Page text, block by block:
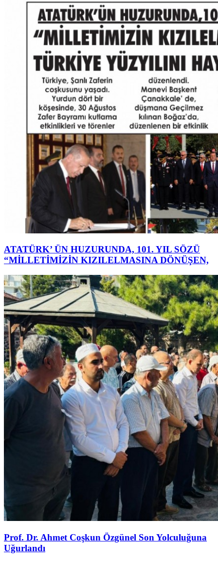
ATATÜRK’ ÜN HUZURUNDA, 101. YIL SÖZÜ
“MİLLETİMİZİN KIZILELMASINA DÖNÜŞEN,
Prof. Dr. Ahmet Coşkun Özgünel Son Yolculuğuna
Uğurlandı